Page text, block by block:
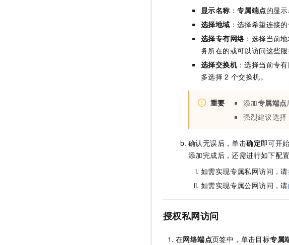
显示名称 ：专属端点的显
选择地域 ：选择希望连接
选择专有网络 ：选择当前
务所在的或可以访问这些服
选择交换机：选择当前专
多选择 2 个交换机。
重要 添加专属端点
强烈建议选择
确认无误后，单击确定即可开
添加完成后，还需进行如下配
如需实现专属私网访问，请
如需实现专属公网访问，请
授权私网访问
在网络端点页签中，单击目标专属